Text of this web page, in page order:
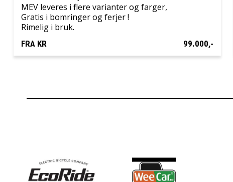
MEV leveres i flere varianter og farger,
Gratis i bomringer og ferjer !
Rimelig i bruk.
FRA KR 99.000,-